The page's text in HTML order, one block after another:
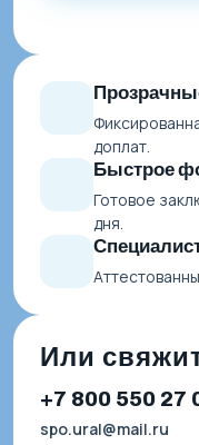
доплат.
Быстрое
Готовое
дня.
Или
+7 800 550 27
spo.ural@mail.ru